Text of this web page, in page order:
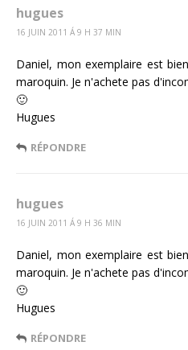
hugues
16 JUIN 2011 Á 9 H 37 MIN
Daniel, mon exemplaire est
maroquin. Je n'achete pas
🙂
Hugues
RÉPONDRE
hugues
16 JUIN 2011 Á 9 H 36 MIN
Daniel, mon exemplaire est
maroquin. Je n'achete pas
🙂
Hugues
RÉPONDRE